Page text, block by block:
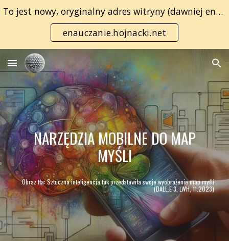
Skip to main content Skip to navigation
To jest nowy, oryginalny adres witryny (dawniej enauczanie.com):
enauczanie.hojnacki.net
NARZĘDZIA MOBILNE DO MAP
MYŚLI
Obraz tła: Sztuczna inteligencja tak przedstawiła swoje wyobrażenie map myśli
(DALL.E 3, LWH, 11.2023)